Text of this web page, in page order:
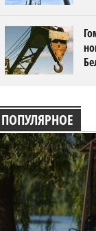
ПОПУЛЯРНОЕ